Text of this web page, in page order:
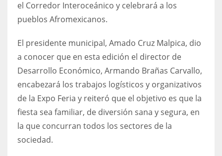
el Corredor Interoceánico y celebrará a los
pueblos Afromexicanos.
El presidente municipal, Amado Cruz Malpica, dio
a conocer que en esta edición el director de
Desarrollo Económico, Armando Brañas Carvallo,
encabezará los trabajos logísticos y organizativos
de la Expo Feria y reiteró que el objetivo es que la
fiesta sea familiar, de diversión sana y segura, en
la que concurran todos los sectores de la
sociedad.